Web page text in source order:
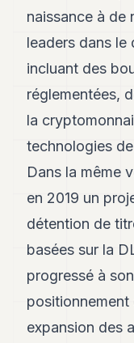
naissance à de
leaders dans
incluant des
réglementées,
la
technologies
Dans la même
en 2019 un
détention de
basées sur la
progressé à
expansion des